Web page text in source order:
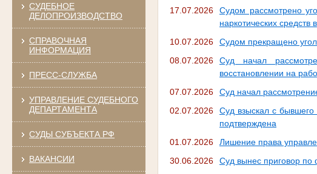
СУДЕБНОЕ
ДЕЛОПРОИЗВОДСТВО
СПРАВОЧНАЯ
ИНФОРМАЦИЯ
ПРЕСС-СЛУЖБА
УПРАВЛЕНИЕ СУДЕБНОГО
ДЕПАРТАМЕНТА
СУДЫ СУБЪЕКТА РФ
ВАКАНСИИ
17.07.2026
Судом рассмотрено
наркотических
10.07.2026
Судом прекращено
08.07.2026
Суд начал
восстановлении на
07.07.2026
Суд начал
02.07.2026
Суд взыскал с
подтверждена
01.07.2026
Лишение права
30.06.2026
Суд вынес приговор по